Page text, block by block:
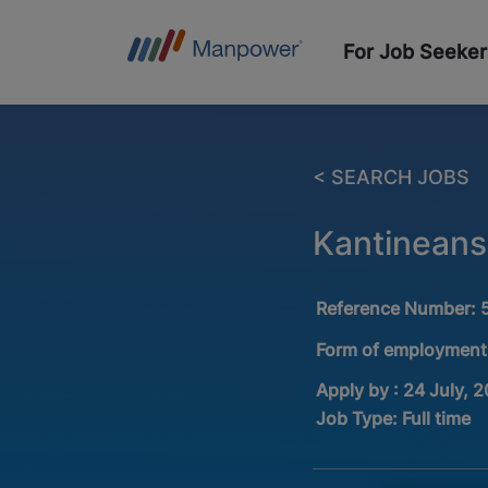
For Job
< SEARCH JOBS
Reference Number:
Form of
Apply by : 24 July,
Job Type: Full time